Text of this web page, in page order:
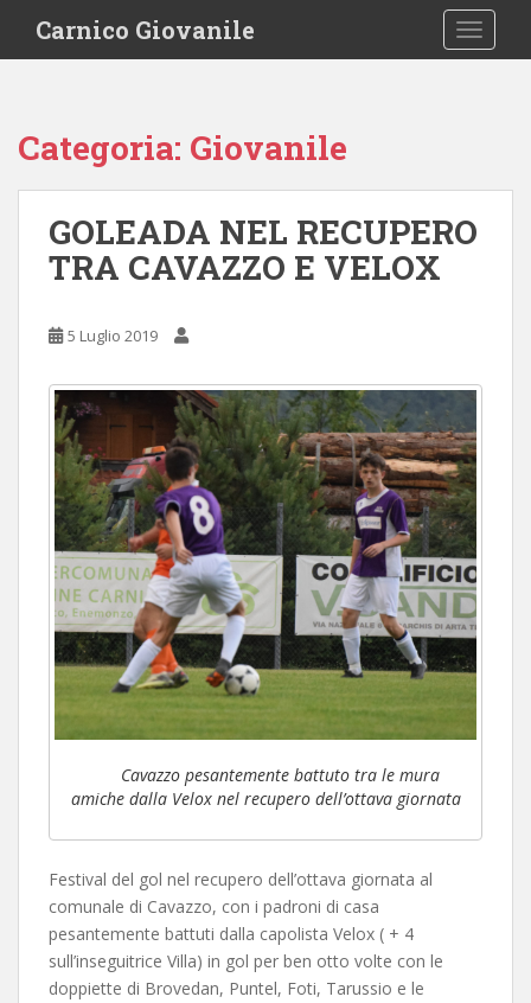
i
Carnico Giovanile
Categoria: Giovanile
GOLEADA NEL RECUPERO
TRA CAVAZZO E VELOX
5 Luglio 2019
Cavazzo pesantemente battuto tra le mura
amiche dalla Velox nel recupero dell’ottava giornata
Festival del gol nel recupero dell’ottava giornata al
comunale di Cavazzo, con i padroni di casa
pesantemente battuti dalla capolista Velox ( + 4
sull’inseguitrice Villa) in gol per ben otto volte con le
doppiette di Brovedan, Puntel, Foti, Tarussio e le